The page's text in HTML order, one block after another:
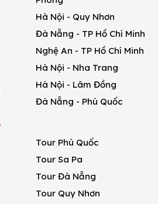
Hà Nội - Quy Nhơn
Đà Nẵng - TP Hồ Chí Minh
Nghệ An - TP Hồ Chí Minh
Hà Nội - Nha Trang
Hà Nội - Lâm Đồng
Đà Nẵng - Phú Quốc
Tour Phú Quốc
Tour Sa Pa
Tour Đà Nẵng
Tour Quy Nhơn